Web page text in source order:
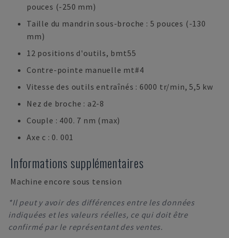
pouces (-250 mm)
Taille du mandrin sous-broche : 5 pouces (-130
mm)
12 positions d'outils, bmt55
Contre-pointe manuelle mt#4
Vitesse des outils entraînés : 6000 tr/min, 5,5 kw
Nez de broche : a2-8
Couple : 400. 7 nm (max)
Axe c : 0. 001
Informations supplémentaires
Machine encore sous tension
*Il peut y avoir des différences entre les données
indiquées et les valeurs réelles, ce qui doit être
confirmé par le représentant des ventes.